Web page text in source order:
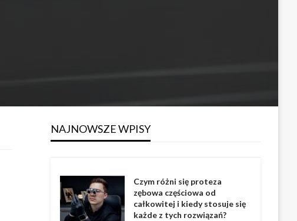
NAJNOWSZE WPISY
Czym różni się proteza
zębowa częściowa od
całkowitej i kiedy stosuje się
każde z tych rozwiązań?